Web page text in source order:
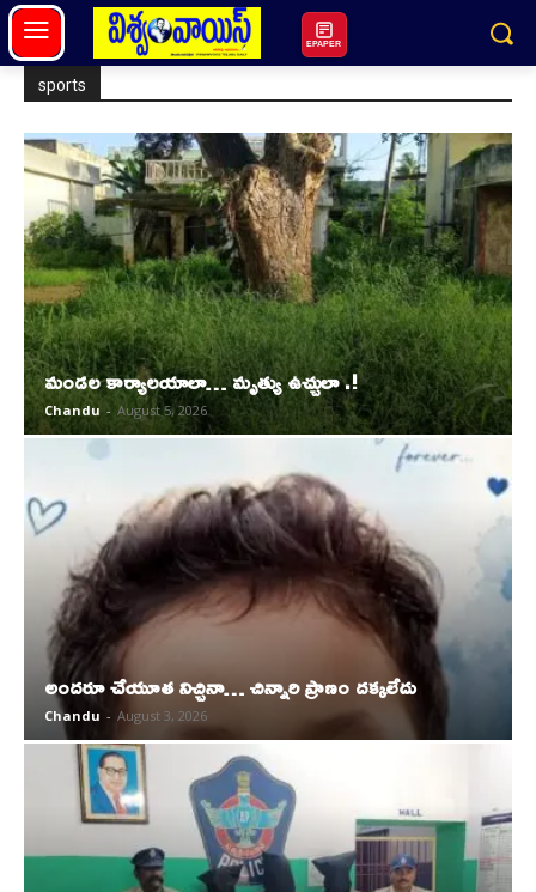
EPAPER
sports
మండల కార్యాలయాలా… మృత్యు ఉచ్చులా .!
Chandu - August 5, 2026
అందరూ చేయూత నిచ్చినా… చిన్నారి ప్రాణం దక్కలేదు
Chandu - August 3, 2026